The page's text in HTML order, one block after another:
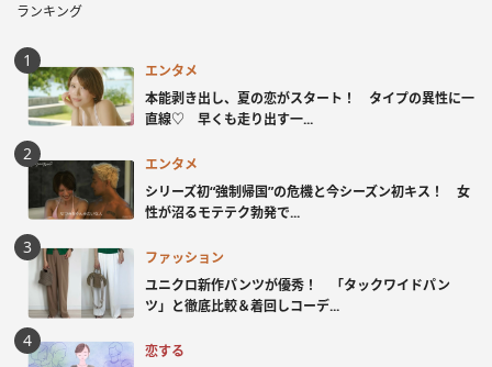
ランキング
エンタメ
本能剥き出し、夏の恋がスタート！ タイプの異性に一
直線♡ 早くも走り出す一...
エンタメ
シリーズ初“強制帰国”の危機と今シーズン初キス！ 女
性が沼るモテテク勃発で...
ファッション
ユニクロ新作パンツが優秀！ 「タックワイドパン
ツ」と徹底比較＆着回しコーデ...
恋する